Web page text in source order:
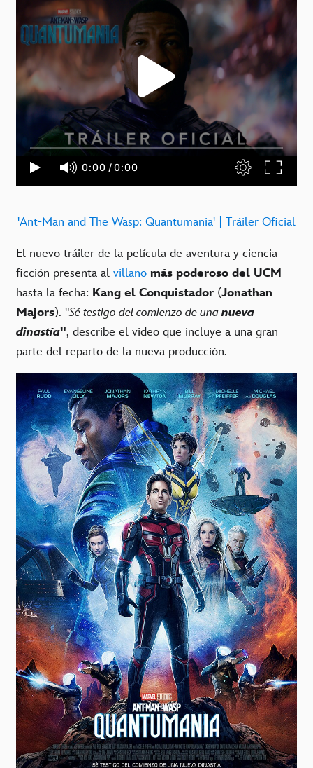
'Ant-Man and The Wasp: Quantumania' | Tráiler Oficial
El nuevo tráiler de la película de aventura y ciencia
ficción presenta al villano más poderoso del UCM
hasta la fecha: Kang el Conquistador (Jonathan
Majors). "Sé testigo del comienzo de unanueva
dinastía", describe el video que incluye a una gran
parte del reparto de la nueva producción.